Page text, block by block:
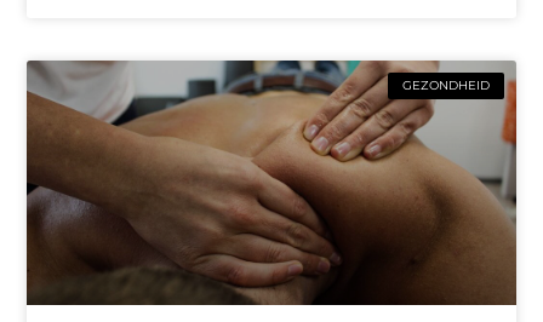
GEZONDHEID